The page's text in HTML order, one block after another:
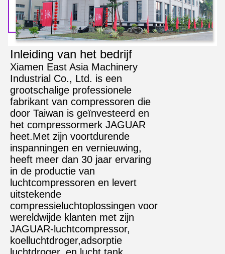
Inleiding van het bedrijf
Xiamen East Asia Machinery
Industrial Co., Ltd. is een
grootschalige professionele
fabrikant van compressoren die
door Taiwan is geïnvesteerd en
het compressormerk JAGUAR
heet.Met zijn voortdurende
inspanningen en vernieuwing,
heeft meer dan 30 jaar ervaring
in de productie van
luchtcompressoren en levert
uitstekende
compressieluchtoplossingen voor
wereldwijde klanten met zijn
JAGUAR-luchtcompressor,
koelluchtdroger,adsorptie